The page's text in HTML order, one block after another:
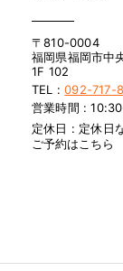
〒810-0004
福岡県福岡市中
1F 102
TEL :092-717-
営業時間 :
定休日 : 定休日
ご予約はこちら